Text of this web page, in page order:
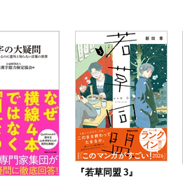
『若草同盟 3』